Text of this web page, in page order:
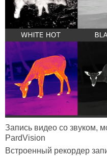
Запись видео со звуком,
PardVision
Встроенный рекордер